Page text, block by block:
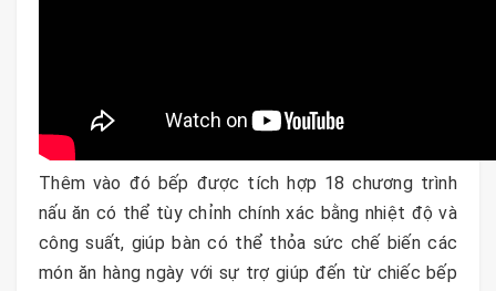
Thêm vào đó bếp được tích hợp 18 chương trình
nấu ăn có thể tùy chỉnh chính xác bằng nhiệt độ và
công suất, giúp bàn có thể thỏa sức chế biến các
món ăn hàng ngày với sự trợ giúp đến từ chiếc bếp